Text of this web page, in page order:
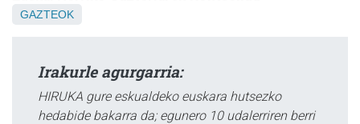
GAZTEOK
Irakurle agurgarria:
HIRUKA gure eskualdeko euskara hutsezko
hedabide bakarra da; egunero 10 udalerriren berri